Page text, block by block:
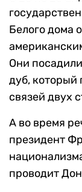
Белого дома
Они
дуб, который
связей двух
А во время
президент
проводит